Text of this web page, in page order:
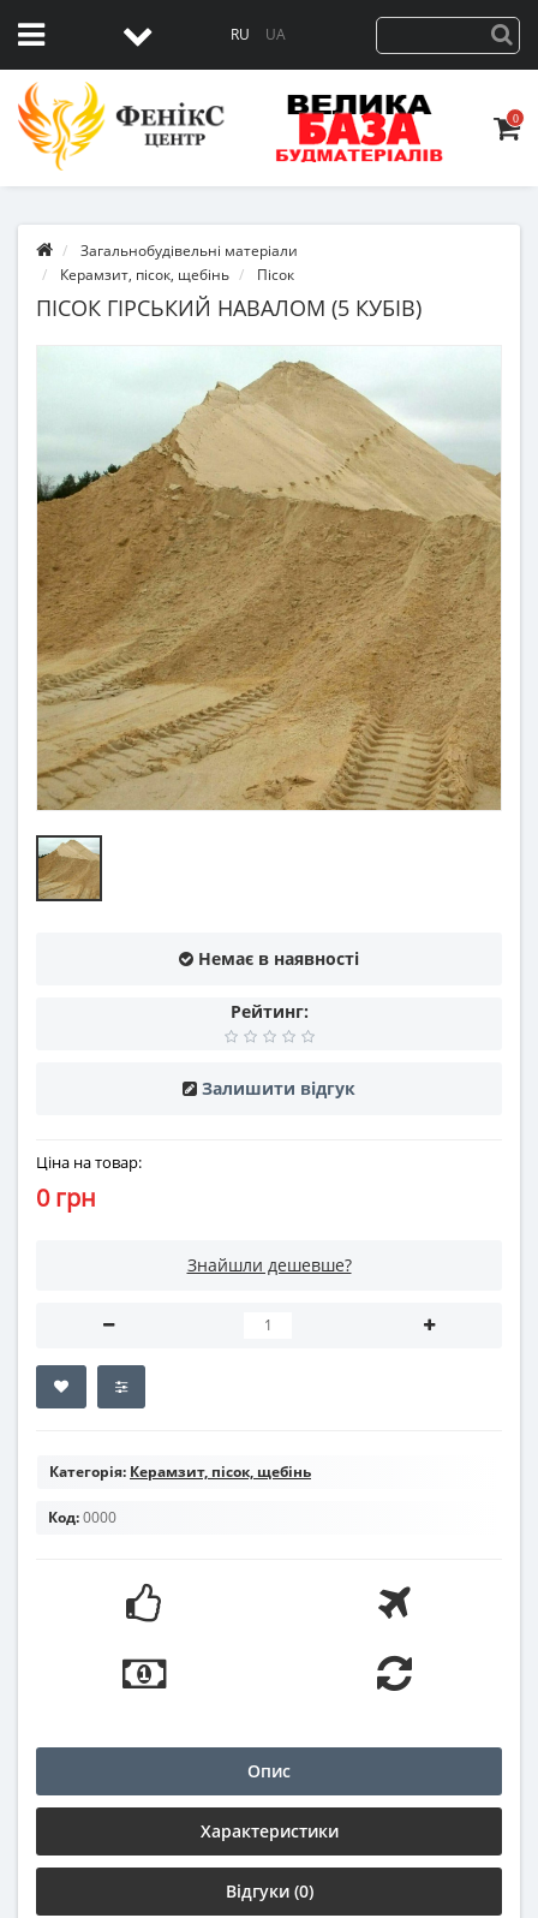
RU UA
0
Загальнобудівельні матеріали
Керамзит, пісок, щебінь
Пісок
ПІСОК ГІРСЬКИЙ НАВАЛОМ (5 КУБІВ)
Немає в наявності
Рейтинг:
Залишити відгук
Ціна на товар:
0 грн
Знайшли дешевше?
Категорія: Керамзит, пісок, щебінь
Код:0000
Опис
Характеристики
Відгуки (0)